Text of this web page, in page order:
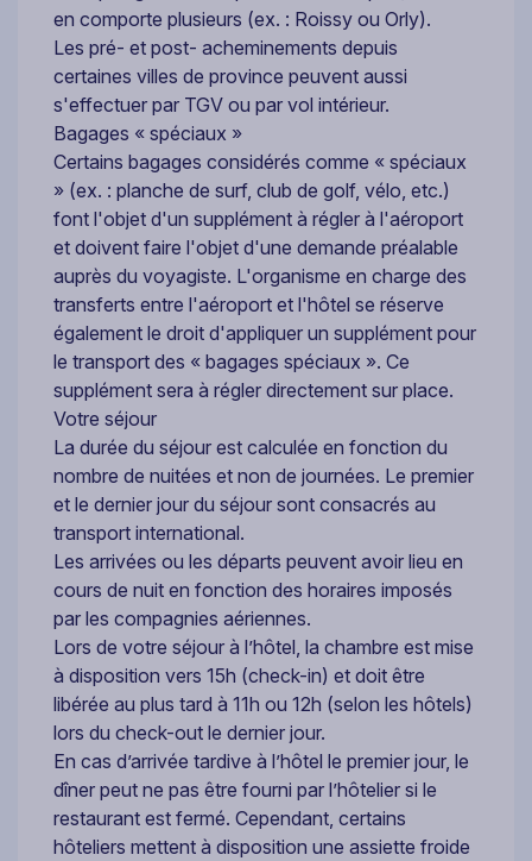
en comporte plusieurs (ex. : Roissy ou Orly).
Les pré- et post- acheminements depuis
certaines villes de province peuvent aussi
s'effectuer par TGV ou par vol intérieur.
Bagages « spéciaux »
Certains bagages considérés comme « spéciaux
» (ex. : planche de surf, club de golf, vélo, etc.)
font l'objet d'un supplément à régler à l'aéroport
et doivent faire l'objet d'une demande préalable
auprès du voyagiste. L'organisme en charge des
transferts entre l'aéroport et l'hôtel se réserve
également le droit d'appliquer un supplément pour
le transport des « bagages spéciaux ». Ce
supplément sera à régler directement sur place.
Votre séjour
La durée du séjour est calculée en fonction du
nombre de nuitées et non de journées. Le premier
et le dernier jour du séjour sont consacrés au
transport international.
Les arrivées ou les départs peuvent avoir lieu en
cours de nuit en fonction des horaires imposés
par les compagnies aériennes.
Lors de votre séjour à l’hôtel, la chambre est mise
à disposition vers 15h (check-in) et doit être
libérée au plus tard à 11h ou 12h (selon les hôtels)
lors du check-out le dernier jour.
En cas d’arrivée tardive à l’hôtel le premier jour, le
dîner peut ne pas être fourni par l’hôtelier si le
restaurant est fermé. Cependant, certains
hôteliers mettent à disposition une assiette froide